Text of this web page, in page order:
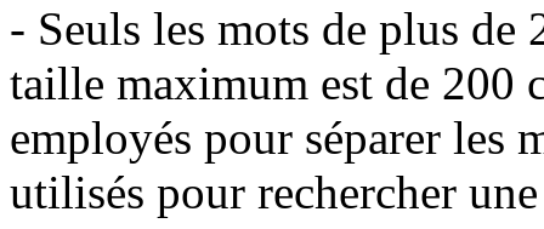
- Seuls les mots de plus de
taille maximum est de 200
employés pour séparer les
utilisés pour rechercher